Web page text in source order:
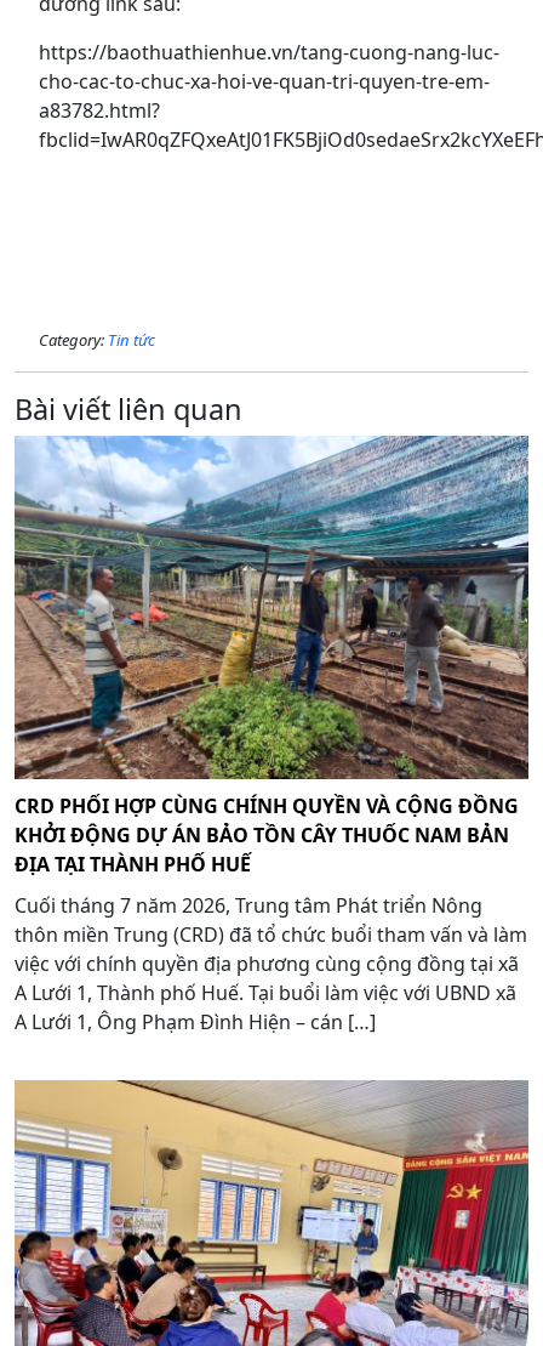
https://baothuathienhue.vn/tang-cuong-nang-luc-
cho-cac-to-chuc-xa-hoi-ve-quan-tri-quyen-tre-em-
a83782.html?
Category: Tin tức
Bài viết liên quan
CRD PHỐI HỢP CÙNG CHÍNH QUYỀN VÀ CỘNG ĐỒNG
KHỞI ĐỘNG DỰ ÁN BẢO TỒN CÂY THUỐC NAM BẢN
ĐỊA TẠI THÀNH PHỐ HUẾ
Cuối tháng 7 năm 2026, Trung tâm Phát triển Nông
thôn miền Trung (CRD) đã tổ chức buổi tham vấn và làm
việc với chính quyền địa phương cùng cộng đồng tại xã
A Lưới 1, Thành phố Huế. Tại buổi làm việc với UBND xã
A Lưới 1, Ông Phạm Đình Hiện – cán […]